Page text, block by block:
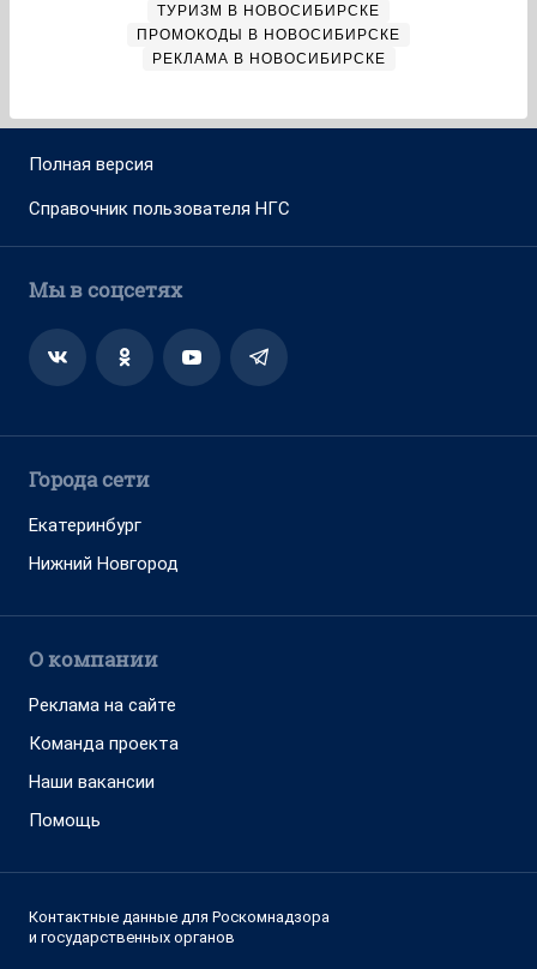
ТУРИЗМ В НОВОСИБИРСКЕ
ПРОМОКОДЫ В НОВОСИБИРСКЕ
РЕКЛАМА В НОВОСИБИРСКЕ
Полная версия
Справочник пользователя НГС
Мы в соцсетях
Города сети
Екатеринбург
Нижний Новгород
О компании
Реклама на сайте
Команда проекта
Наши вакансии
Помощь
Контактные данные для Роскомнадзора
и государственных органов